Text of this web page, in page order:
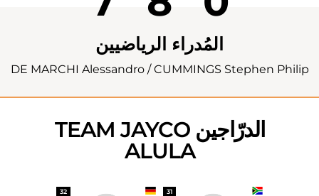
المُدراء الرياضيين
DE MARCHI Alessandro / CUMMINGS Stephen Philip
الدرّاجين TEAM JAYCO
ALULA
31
32